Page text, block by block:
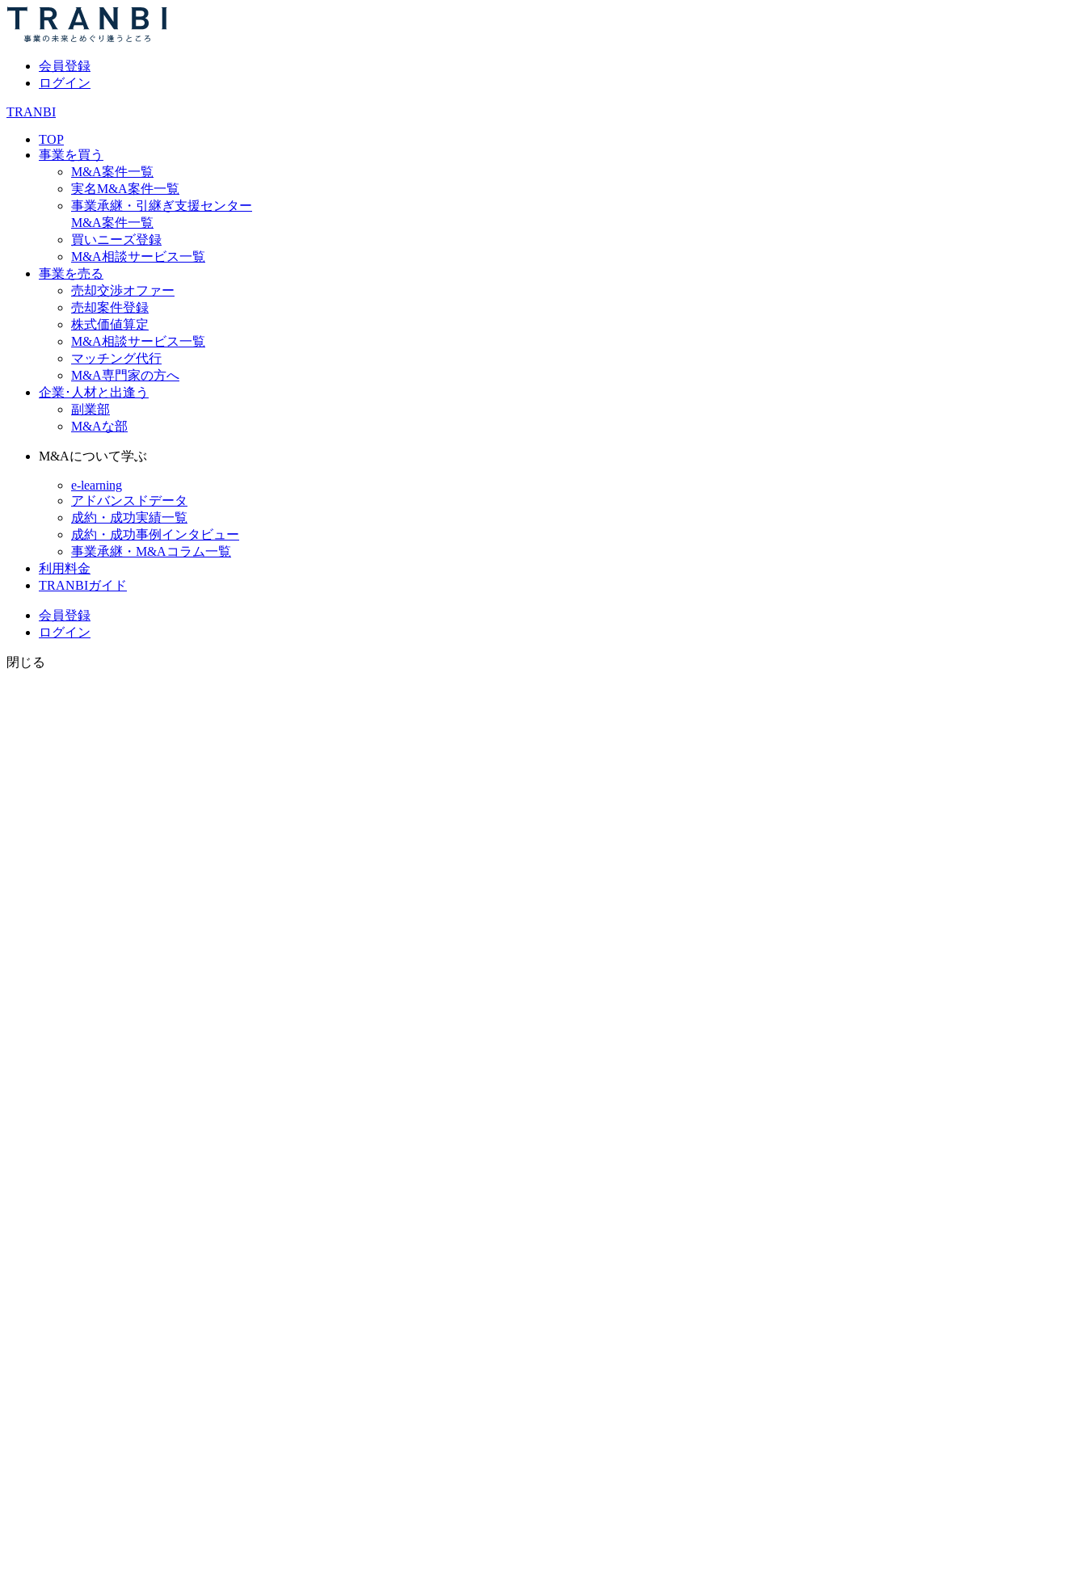
会員登録
ログイン
TRANBI
TOP
事業を買う
M&A案件一覧
実名M&A案件一覧
事業承継・引継ぎ支援センター
M&A案件一覧
買いニーズ登録
M&A相談サービス一覧
事業を売る
売却交渉オファー
売却案件登録
株式価値算定
M&A相談サービス一覧
マッチング代行
M&A専門家の方へ
企業･人材と出逢う
副業部
M&Aな部
M&Aについて学ぶ
e-learning
アドバンスドデータ
成約・成功実績一覧
成約・成功事例インタビュー
事業承継・M&Aコラム一覧
利用料金
TRANBIガイド
会員登録
ログイン
閉じる